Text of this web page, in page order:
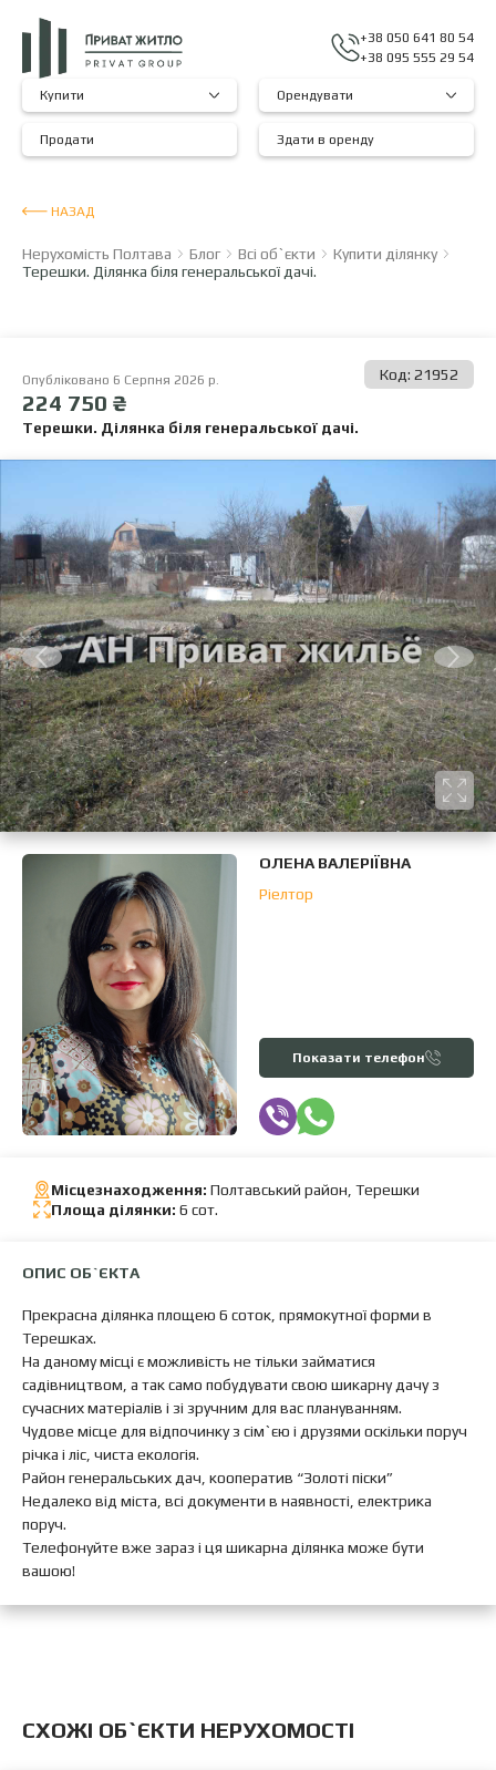
+38 050 641 80 54
+38 095 555 29 54
Купити Орендувати
Продати Здати в оренду
НАЗАД
Нерухомість Полтава Блог Всі об`єкти
Купити ділянку
Терешки. Ділянка біля генеральської дачі.
Опубліковано 6 Серпня 2026 р. Код: 21952
224 750 ₴
Терешки. Ділянка біля генеральської дачі.
ОЛЕНА ВАЛЕРІЇВНА
Ріелтор
Показати телефон
Місцезнаходження: Полтавський район, Терешки
Площа ділянки: 6 сот.
ОПИС ОБ`ЄКТА
Прекрасна ділянка площею 6 соток, прямокутної форми в
Терешках.
На даному місці є можливість не тільки займатися
садівництвом, а так само побудувати свою шикарну дачу з
сучасних матеріалів і зі зручним для вас плануванням.
Чудове місце для відпочинку з сім`єю і друзями оскільки поруч
річка і ліс, чиста екологія.
Район генеральських дач, кооператив “Золоті піски”
Недалеко від міста, всі документи в наявності, електрика
поруч.
Телефонуйте вже зараз і ця шикарна ділянка може бути
вашою!
CХОЖІ ОБ`ЄКТИ НЕРУХОМОСТІ